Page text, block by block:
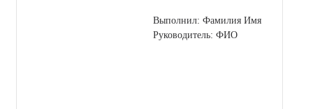
Выполнил: Фамилия Имя
Руководитель: ФИО